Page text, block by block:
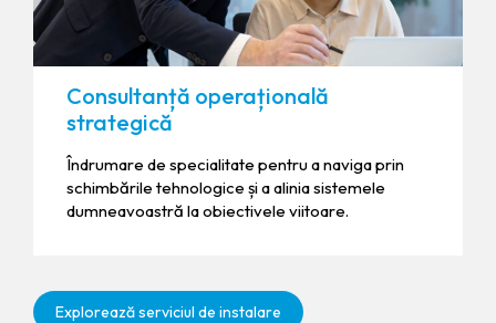
Consultanță operațională
strategică
Îndrumare de specialitate pentru a naviga prin
schimbările tehnologice și a alinia sistemele
dumneavoastră la obiectivele viitoare.
Explorează serviciul de instalare